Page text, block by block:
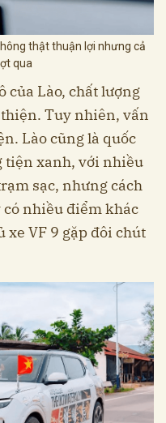
thật thuận lợi nhưng cả
qua
của Lào, chất lượng
Tuy nhiên, vấn
Lào cũng là quốc
tiện xanh, với nhiều
sạc, nhưng cách
nhiều điểm khác
xe VF 9 gặp đôi chút